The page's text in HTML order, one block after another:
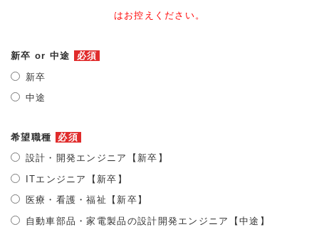
はお控えください。
新卒 or 中途
必須
新卒
中途
希望職種
必須
設計・開発エンジニア【新卒】
ITエンジニア【新卒】
医療・看護・福祉【新卒】
自動車部品・家電製品の設計開発エンジニア【中途】